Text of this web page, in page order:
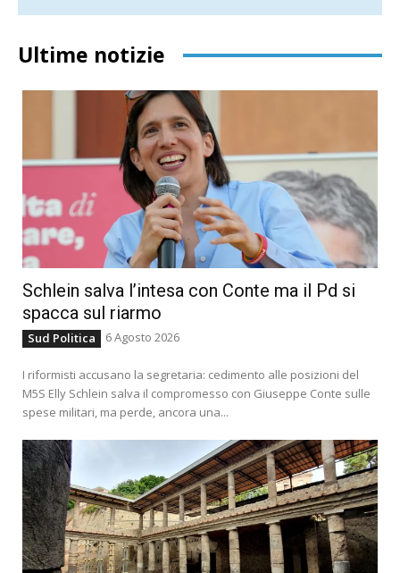
Ultime notizie
Schlein salva l’intesa con Conte ma il Pd si
spacca sul riarmo
Sud Politica 6 Agosto 2026
I riformisti accusano la segretaria: cedimento alle posizioni del
M5S Elly Schlein salva il compromesso con Giuseppe Conte sulle
spese militari, ma perde, ancora una...